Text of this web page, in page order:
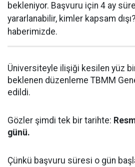
bekleniyor. Başvuru için 4 ay
yararlanabilir, kimler kapsam
haberimizde.
Üniversiteyle ilişiği kesilen yüz
beklenen düzenleme TBMM
edildi.
Gözler şimdi tek bir tarihte:
günü.
Çünkü başvuru süresi o gün